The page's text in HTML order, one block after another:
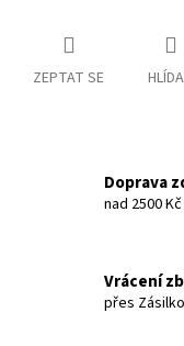
ZEPTAT SE
Doprava
nad 2500 Kč
Vrácení
přes